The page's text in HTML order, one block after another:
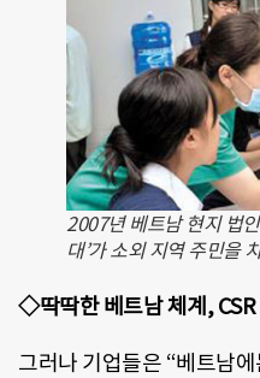
2007년 베트남 현지 법
대’가 소외 지역 주민을
◇딱딱한 베트남 체계, CSR
그러나 기업들은 “베트남